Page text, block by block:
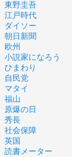
東野圭吾
江戸時代
ダイソー
朝日新聞
欧州
小説家になろう
ひまわり
自民党
マタイ
福山
原爆の日
秀長
社会保障
英国
読書メーター